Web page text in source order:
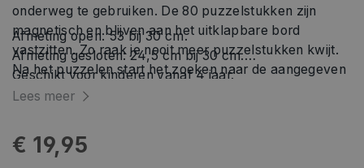
onderweg te gebruiken. De 80 puzzelstukken zijn
magnetisch en blijven aan het uitklapbare bord
vastzitten. Zo raak je nooit meer puzzelstukken kwijt.
Na het puzzelen start het zoeken naar de aangegeven
ridders op de afgewerkte puzzel.
Afmeting open: 53 bij 30 cm.
Afmeting gesloten: 24,5 cm bij 30 cm.
Geschikt voor kinderen vanaf 4 jaar.
Lees meer
€ 19,95